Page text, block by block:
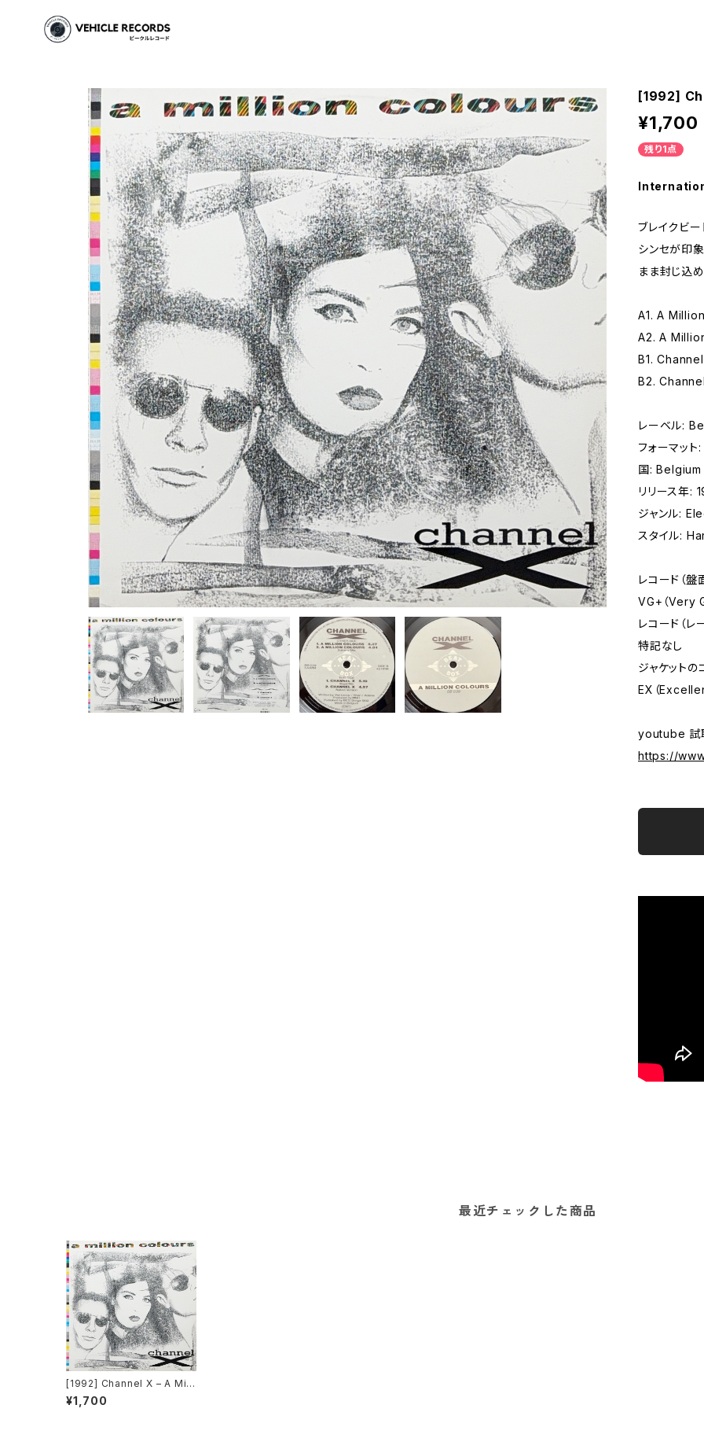
[1992]
¥1,700
残り1点
ブレイクビ
シンセが印
まま封じ込
A1. A
A2. A
B1.
B2.
レーベル:
フォーマッ
国: Belgium
リリース年:
ジャンル:
スタイル:
レコード（盤
VG+（Very
レコード（レ
特記なし
ジャケットの
EX（
youtube 試
https://
最近チェックした商品
[1992] Channel X – A Milli
on Colours [Beat Box]
¥1,700